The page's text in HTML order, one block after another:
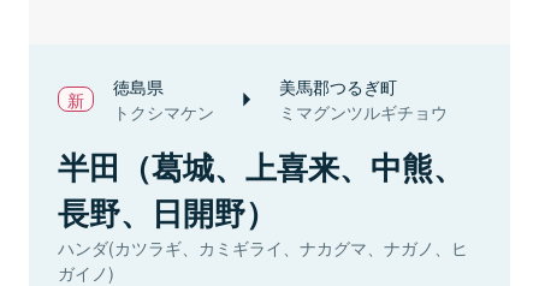
徳島県
トクシマケン
美馬郡つるぎ町
ミマグンツルギチョウ
半田（葛城、上喜来、中熊、
長野、日開野）
ハンダ(カツラギ、カミギライ、ナカグマ、ナガノ、ヒ
ガイノ)